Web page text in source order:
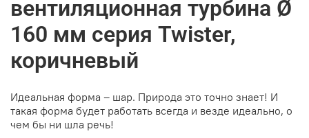
вентиляционная турбина Ø
160 мм серия Twister,
коричневый
Идеальная форма – шар. Природа это точно знает! И
такая форма будет работать всегда и везде идеально, о
чем бы ни шла речь!